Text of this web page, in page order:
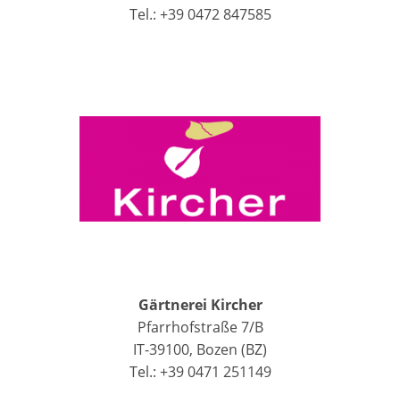
Tel.: +39 0472 847585
Gärtnerei Kircher
Pfarrhofstraße 7/B
IT-39100, Bozen (BZ)
Tel.: +39 0471 251149